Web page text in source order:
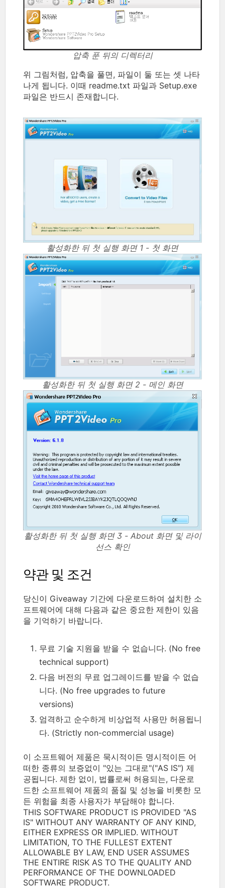
압축 푼 뒤의 디렉터리
위 그림처럼, 압축을 풀면, 파일이 둘 또는 셋 나타
나게 됩니다. 이때 readme.txt 파일과 Setup.exe
파일은 반드시 존재합니다.
활성화한 뒤 첫 실행 화면 1 - 첫 화면
활성화한 뒤 첫 실행 화면 2 - 메인 화면
활성화한 뒤 첫 실행 화면 3 - About 화면 및 라이
선스 확인
약관 및 조건
당신이 Giveaway 기간에 다운로드하여 설치한 소
프트웨어에 대해 다음과 같은 중요한 제한이 있음
을 기억하기 바랍니다.
무료 기술 지원을 받을 수 없습니다. (No free
technical support)
다음 버전의 무료 업그레이드를 받을 수 없습
니다. (No free upgrades to future
versions)
엄격하고 순수하게 비상업적 사용만 허용됩니
다. (Strictly non-commercial usage)
이 소프트웨어 제품은 묵시적이든 명시적이든 어
떠한 종류의 보증없이 "있는 그대로"("AS IS") 제
공됩니다. 제한 없이, 법률로써 허용되는, 다운로
드한 소프트웨어 제품의 품질 및 성능을 비롯한 모
든 위험을 최종 사용자가 부담해야 합니다.
THIS SOFTWARE PRODUCT IS PROVIDED "AS
IS" WITHOUT ANY WARRANTY OF ANY KIND,
EITHER EXPRESS OR IMPLIED. WITHOUT
LIMITATION, TO THE FULLEST EXTENT
ALLOWABLE BY LAW, END USER ASSUMES
THE ENTIRE RISK AS TO THE QUALITY AND
PERFORMANCE OF THE DOWNLOADED
SOFTWARE PRODUCT.